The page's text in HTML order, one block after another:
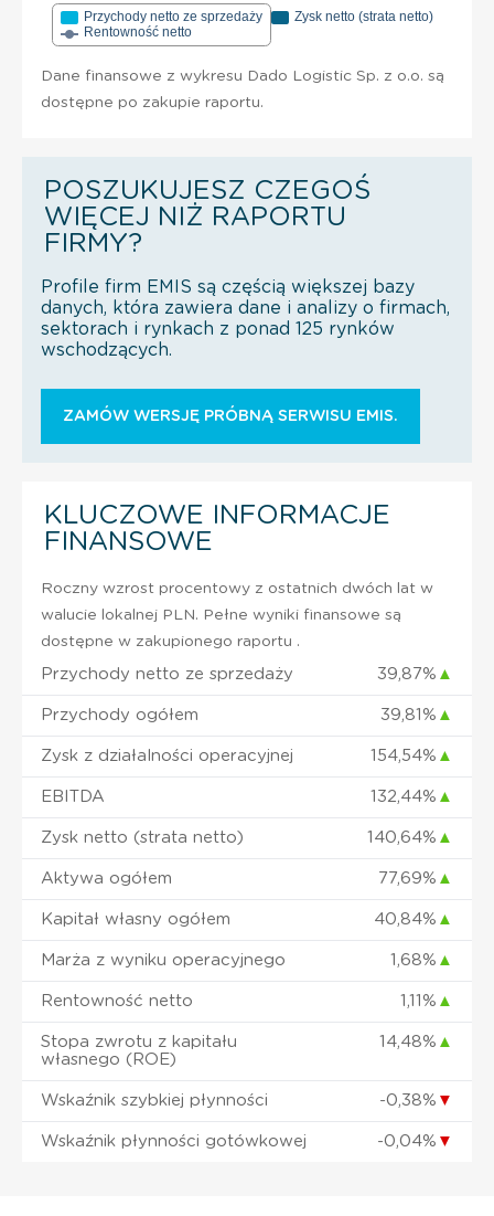
Przychody netto ze sprzedaży
Zysk netto (strata netto)
Rentowność netto
Dane finansowe z wykresu Dado Logistic Sp. z o.o. są
dostępne po zakupie raportu.
POSZUKUJESZ CZEGOŚ
WIĘCEJ NIŻ RAPORTU
FIRMY?
Profile firm EMIS są częścią większej bazy
danych, która zawiera dane i analizy o firmach,
sektorach i rynkach z ponad 125 rynków
wschodzących.
ZAMÓW WERSJĘ PRÓBNĄ SERWISU EMIS.
KLUCZOWE INFORMACJE
FINANSOWE
Roczny wzrost procentowy z ostatnich dwóch lat w
walucie lokalnej PLN. Pełne wyniki finansowe są
dostępne w zakupionego raportu .
Przychody netto ze sprzedaży 39,87% ▲
Przychody ogółem 39,81% ▲
Zysk z działalności operacyjnej 154,54% ▲
EBITDA 132,44% ▲
Zysk netto (strata netto) 140,64% ▲
Aktywa ogółem 77,69% ▲
Kapitał własny ogółem 40,84% ▲
Marża z wyniku operacyjnego 1,68% ▲
Rentowność netto 1,11% ▲
Stopa zwrotu z kapitału
własnego (ROE)
14,48% ▲
Wskaźnik szybkiej płynności -0,38% ▼
Wskaźnik płynności gotówkowej -0,04% ▼